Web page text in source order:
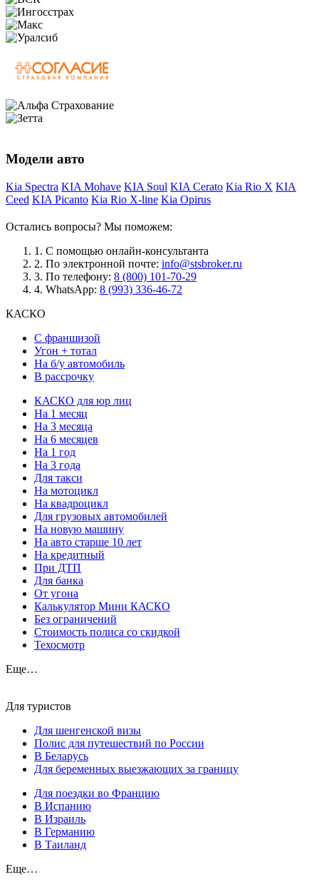
Модели авто
Kia Spectra KIA Mohave KIA Soul KIA Cerato Kia Rio X KIA
Ceed KIA Picanto Kia Rio X-line Kia Opirus
Остались вопросы? Мы поможем:
1. С помощью онлайн-консультанта
2. По электронной почте: info@stsbroker.ru
3. По телефону: 8 (800) 101-70-29
4. WhatsApp: 8 (993) 336-46-72
КАСКО
С франшизой
Угон + тотал
На б/у автомобиль
В рассрочку
КАСКО для юр лиц
На 1 месяц
На 3 месяца
На 6 месяцев
На 1 год
На 3 года
Для такси
На мотоцикл
На квадроцикл
Для грузовых автомобилей
На новую машину
На авто старше 10 лет
На кредитный
При ДТП
Для банка
От угона
Калькулятор Мини КАСКО
Без ограничений
Стоимость полиса со скидкой
Техосмотр
Еще…
Для туристов
Для шенгенской визы
Полис для путешествий по России
В Беларусь
Для беременных выезжающих за границу
Для поездки во Францию
В Испанию
В Израиль
В Германию
В Таиланд
Еще…